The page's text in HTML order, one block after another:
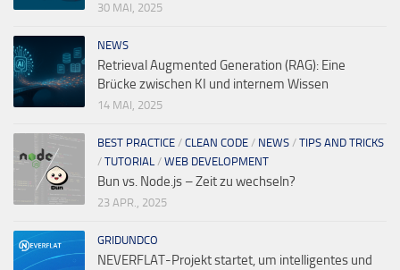
30 MAI, 2025
NEWS
Retrieval Augmented Generation (RAG): Eine
Brücke zwischen KI und internem Wissen
14 MAI, 2025
BEST PRACTICE / CLEAN CODE / NEWS / TIPS AND TRICKS
/ TUTORIAL / WEB DEVELOPMENT
Bun vs. Node.js – Zeit zu wechseln?
23 APR., 2025
GRIDUNDCO
NEVERFLAT-Projekt startet, um intelligentes und